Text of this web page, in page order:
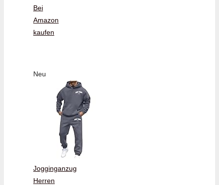
Bei
Amazon
kaufen
Neu
Jogginganzug
Herren